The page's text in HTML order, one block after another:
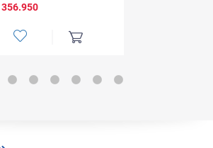
356.950